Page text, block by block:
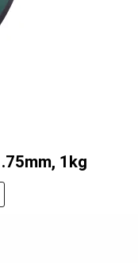
1kg